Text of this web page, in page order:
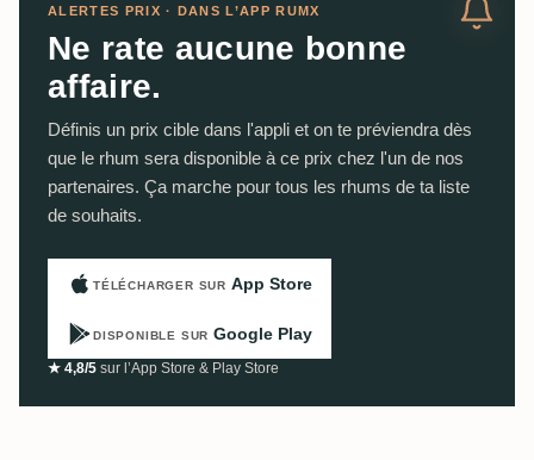
ALERTES PRIX · DANS L’APP RUMX
Ne rate aucune bonne
affaire.
Définis un prix cible dans l'appli et on te préviendra dès
que le rhum sera disponible à ce prix chez l'un de nos
partenaires. Ça marche pour tous les rhums de ta liste
de souhaits.
TÉLÉCHARGER SUR App Store
DISPONIBLE SUR Google Play
★ 4,8/5 sur l’App Store & Play Store